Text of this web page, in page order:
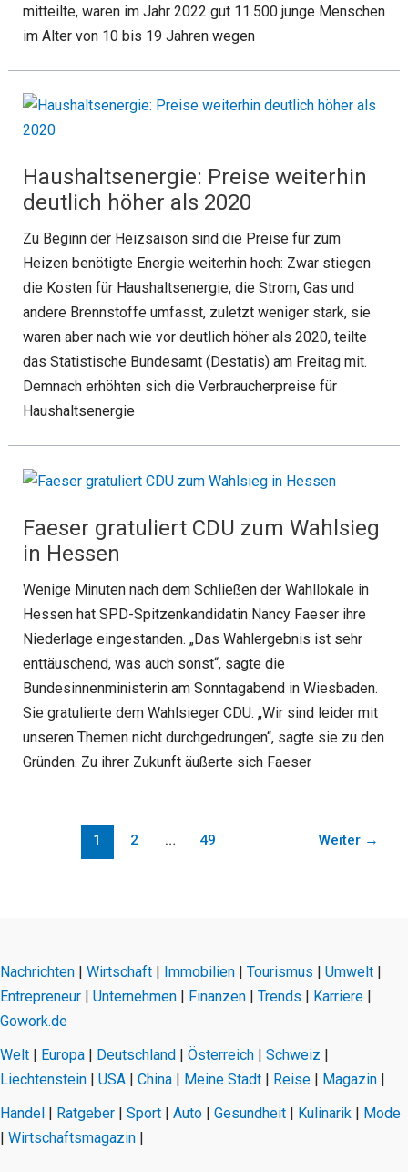
mitteilte, waren im Jahr 2022 gut 11.500 junge Menschen
im Alter von 10 bis 19 Jahren wegen
Haushaltsenergie: Preise weiterhin
deutlich höher als 2020
Zu Beginn der Heizsaison sind die Preise für zum
Heizen benötigte Energie weiterhin hoch: Zwar stiegen
die Kosten für Haushaltsenergie, die Strom, Gas und
andere Brennstoffe umfasst, zuletzt weniger stark, sie
waren aber nach wie vor deutlich höher als 2020, teilte
das Statistische Bundesamt (Destatis) am Freitag mit.
Demnach erhöhten sich die Verbraucherpreise für
Haushaltsenergie
Faeser gratuliert CDU zum Wahlsieg
in Hessen
Wenige Minuten nach dem Schließen der Wahllokale in
Hessen hat SPD-Spitzenkandidatin Nancy Faeser ihre
Niederlage eingestanden. „Das Wahlergebnis ist sehr
enttäuschend, was auch sonst“, sagte die
Bundesinnenministerin am Sonntagabend in Wiesbaden.
Sie gratulierte dem Wahlsieger CDU. „Wir sind leider mit
unseren Themen nicht durchgedrungen“, sagte sie zu den
Gründen. Zu ihrer Zukunft äußerte sich Faeser
1 2 … 49 Weiter →
Nachrichten | Wirtschaft | Immobilien | Tourismus | Umwelt |
Entrepreneur | Unternehmen | Finanzen | Trends | Karriere |
Gowork.de
Welt | Europa | Deutschland | Österreich | Schweiz |
Liechtenstein | USA | China | Meine Stadt | Reise | Magazin |
Handel | Ratgeber | Sport | Auto | Gesundheit | Kulinarik | Mode
| Wirtschaftsmagazin |